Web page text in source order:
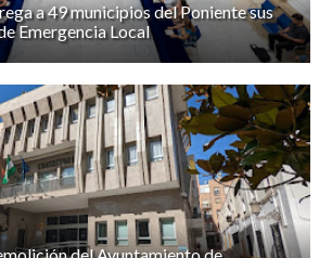
a 49 municipios del Poniente sus
Emergencia Local